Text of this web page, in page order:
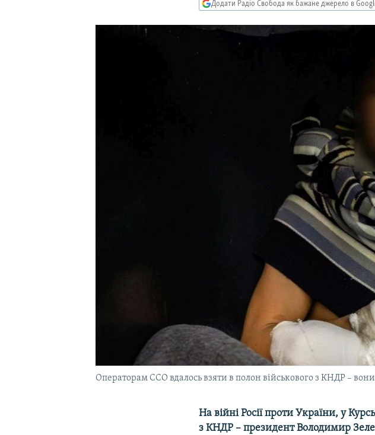
Додати Радіо Свобода як бажане джерело в
Операторам ССО вдалось взяти в полон військового з КНДР – вони
На війні Росії проти України, у
з КНДР – президент Володимир